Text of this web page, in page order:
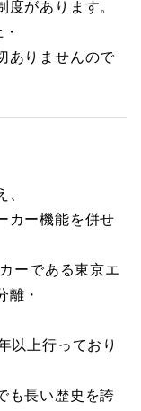
があります。
ありませんので
カー機能を併せ
ーである東京エ
離・
以上行っており
も長い歴史を誇